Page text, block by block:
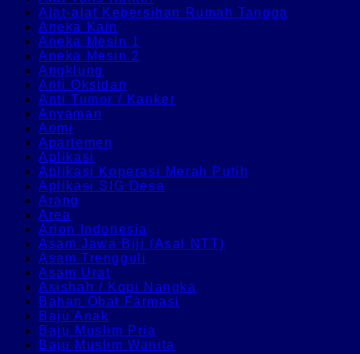
Alat-alat Kebersihan Rumah Tangga
Aneka Kain
Aneka Mesin 1
Aneka Mesin 2
Angklung
Anti Oksidan
Anti Tumor / Kanker
Anyaman
Aomi
Apartemen
Aplikasi
Aplikasi Koperasi Merah Putih
Aplikasi SIG Desa
Arang
Area
Arion Indonesia
Asam Jawa Biji (Asal NTT)
Asam Trengguli
Asam Urat
Asishah / Kopi Nangka
Bahan Obat Farmasi
Baju Anak
Baju Muslim Pria
Baju Muslim Wanita